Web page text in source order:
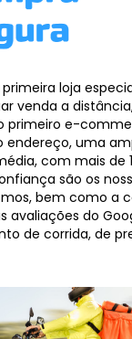
loja
venda a
primeiro e-
uma
com mais de
são os
bem como a
avaliações do
de corrida, de